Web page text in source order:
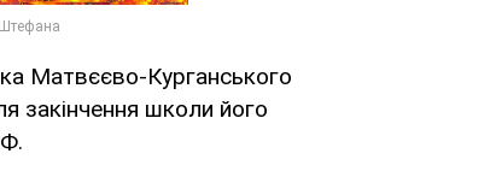
Матвєєво-Курганського
закінчення школи його